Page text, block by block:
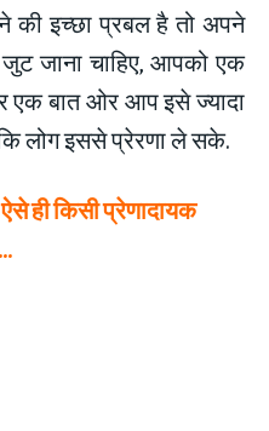
इच्छा प्रबल है तो अपने
जाना चाहिए, आपको एक
एक बात ओर आप इसे ज्यादा
लोग इससे प्रेरणा ले सके.
ही किसी प्रेणादायक